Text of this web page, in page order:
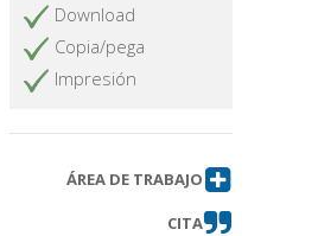
Download
Copia/pega
Impresión
ÁREA DE TRABAJO
CITA